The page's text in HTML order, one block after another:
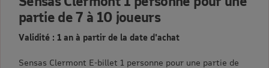
partie de 7 à 10 joueurs
Validité : 1 an à partir de la date d'achat
Sensas Clermont E-billet 1 personne pour une partie de